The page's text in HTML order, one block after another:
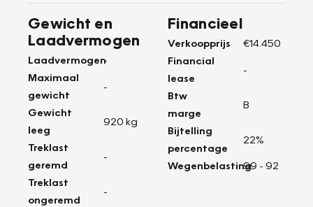
Gewicht en
Laadvermogen
Laadvermogen-
Maximaal
gewicht
-
Gewicht
leeg
920 kg
Treklast
geremd
-
Treklast
ongeremd
-
Financieel
Verkoopprijs
€14.450
Financial
lease
-
Btw
marge
B
Bijtelling
percentage
22%
Wegenbelasting99 - 92